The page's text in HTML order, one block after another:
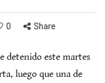
0 Share
detenido este martes
luego que una de